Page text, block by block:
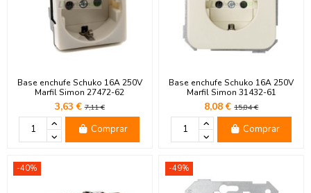
Base enchufe Schuko 16A 250V
Marfil Simon 27472-62
3,63 €7,11 €
Comprar
Base enchufe Schuko 16A 250V
Marfil Simon 31432-61
8,08 €15,84 €
Comprar
-40% -49%